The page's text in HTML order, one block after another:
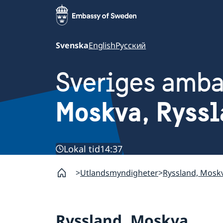
SvenskaEnglishРусский
Sveriges
Moskva,
Lokal tid14:37
Utlandsmyndigheter Ryssland,